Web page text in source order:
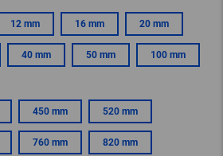
12 mm 16 mm 20 mm
40 mm 50 mm 100 mm
450 mm 520 mm
760 mm 820 mm